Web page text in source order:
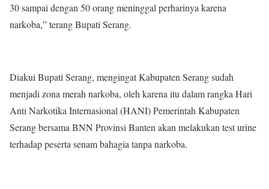
30 sampai dengan 50 orang meninggal perharinya karena
narkoba,” terang Bupati Serang.
Diakui Bupati Serang, mengingat Kabupaten Serang sudah
menjadi zona merah narkoba, oleh karena itu dalam rangka Hari
Anti Narkotika Internasional (HANI) Pemerintah Kabupaten
Serang bersama BNN Provinsi Banten akan melakukan test urine
terhadap peserta senam bahagia tanpa narkoba.